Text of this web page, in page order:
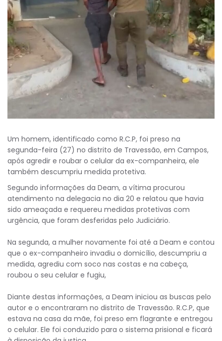
Um homem, identificado como R.C.P, foi preso na
segunda-feira (27) no distrito de Travessão, em Campos,
após agredir e roubar o celular da ex-companheira, ele
também descumpriu medida protetiva.
Segundo informações da Deam, a vítima procurou
atendimento na delegacia no dia 20 e relatou que havia
sido ameaçada e requereu medidas protetivas com
urgência, que foram desferidas pelo Judiciário.
Na segunda, a mulher novamente foi até a Deam e contou
que o ex-companheiro invadiu o domicílio, descumpriu a
medida, agrediu com soco nas costas e na cabeça,
roubou o seu celular e fugiu,
Diante destas informações, a Deam iniciou as buscas pelo
autor e o encontraram no distrito de Travessão. R.C.P, que
estava na casa da mãe, foi preso em flagrante e entregou
o celular. Ele foi conduzido para o sistema prisional e ficará